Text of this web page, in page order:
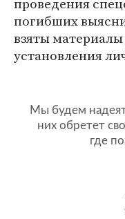
погибших
взяты
установления
Мы будем
них обретет
где